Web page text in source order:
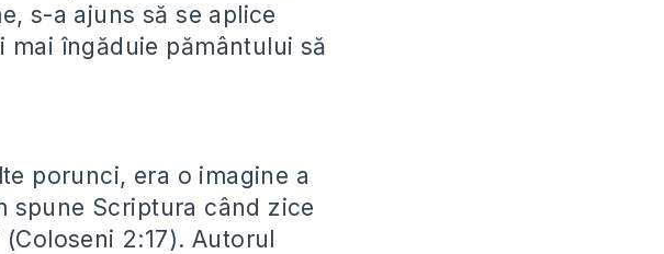
s-a ajuns să se aplice
îngăduie pământului să
porunci, era o imagine a
spune Scriptura când zice
2:17). Autorul